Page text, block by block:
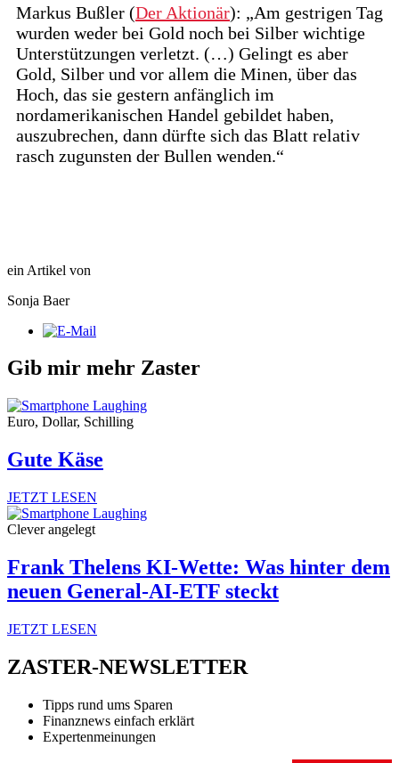
Markus Bußler (Der Aktionär): „Am gestrigen Tag
wurden weder bei Gold noch bei Silber wichtige
Unterstützungen verletzt. (…) Gelingt es aber
Gold, Silber und vor allem die Minen, über das
Hoch, das sie gestern anfänglich im
nordamerikanischen Handel gebildet haben,
auszubrechen, dann dürfte sich das Blatt relativ
rasch zugunsten der Bullen wenden.“
ein Artikel von
Sonja Baer
Gib mir mehr Zaster
Euro, Dollar, Schilling
Gute Käse
JETZT LESEN
Clever angelegt
Frank Thelens KI-Wette: Was hinter dem
neuen General-AI-ETF steckt
JETZT LESEN
ZASTER-NEWSLETTER
Tipps rund ums Sparen
Finanznews einfach erklärt
Expertenmeinungen